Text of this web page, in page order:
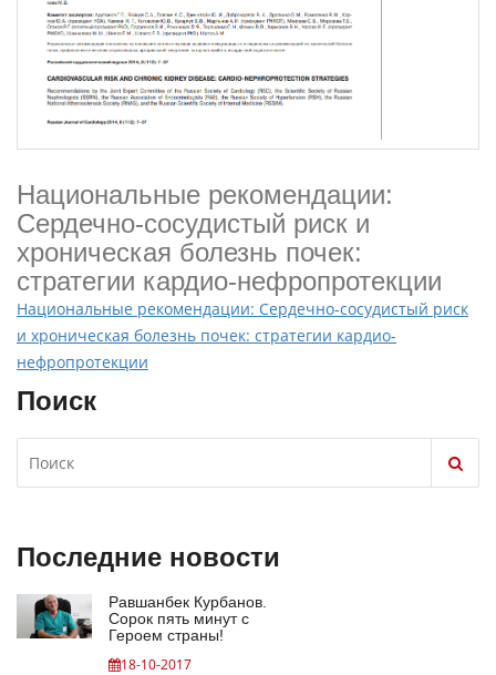
Национальные рекомендации:
Сердечно-сосудистый риск и
хроническая болезнь почек:
стратегии кардио-нефропротекции
Национальные рекомендации: Сердечно-сосудистый риск
и хроническая болезнь почек: стратегии кардио-
нефропротекции
Поиск
Последние новости
Равшанбек Курбанов.
Сорок пять минут с
Героем страны!
18-10-2017